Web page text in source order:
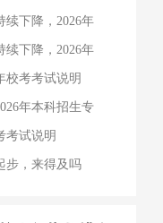
续下降，2026年
续下降，2026年
校考考试说明
年本科招生专
考试说明
步，来得及吗